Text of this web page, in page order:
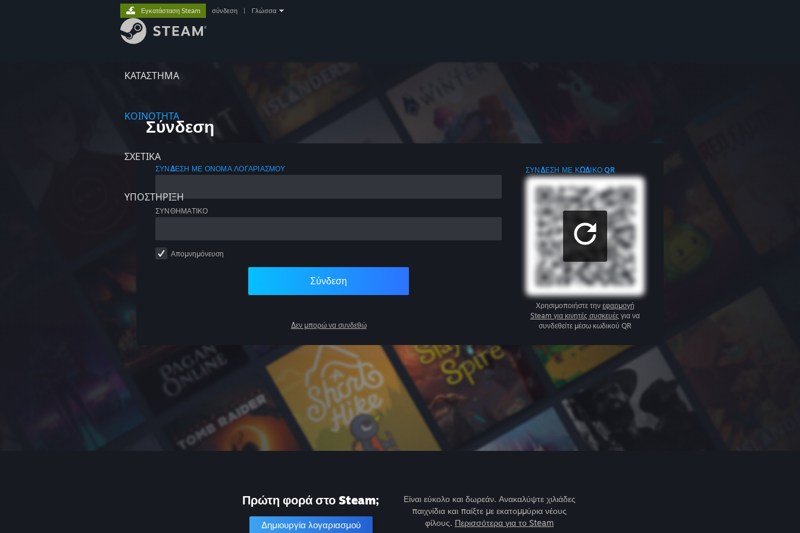
ΚΑΤΑΣΤΗΜΑ
ΚΟΙΝΟΤΗΤΑ
ΣΧΕΤΙΚΆ
ΥΠΟΣΤΗΡΙΞΗ
Εγκατάσταση Steam σύνδεση Γλώσσα
Σύνδεση
ΣΎΝΔΕΣΗ ΜΕ ΌΝΟΜΑ ΛΟΓΑΡΙΑΣΜΟΎ
ΣΥΝΘΗΜΑΤΙΚΌ
Απομνημόνευση
Σύνδεση
Δεν μπορώ να συνδεθώ
ΣΎΝΔΕΣΗ ΜΕ ΚΩΔΙΚΌ QR
Χρησιμοποιήστε την εφαρμογή
Steam για κινητές συσκευές για να
συνδεθείτε μέσω κωδικού QR
Πρώτη φορά στο Steam;
Δημιουργία λογαριασμού
Είναι εύκολο και δωρεάν. Ανακαλύψτε χιλιάδες
παιχνίδια και παίξτε με εκατομμύρια νέους
φίλους. Περισσότερα για το Steam